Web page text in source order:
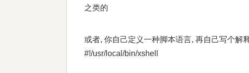
之类的
或者, 你自己定义一种脚本语言, 再自己写个解
#!/usr/local/bin/xshell